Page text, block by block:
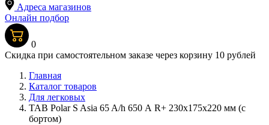
Адреса магазинов
Онлайн подбор
0
Скидка при самостоятельном заказе через корзину 10 рублей
Главная
Каталог товаров
Для легковых
TAB Polar S Asia 65 A/h 650 А R+ 230x175x220 мм (с
бортом)